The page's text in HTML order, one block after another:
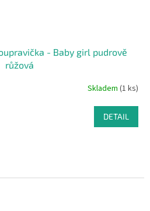
- Baby girl pudrově
růžová
Skladem (1 ks)
DETAIL